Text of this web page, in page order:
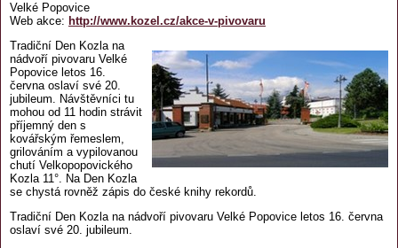
Velké Popovice
Web akce: http://www.kozel.cz/akce-v-pivovaru
Tradiční Den Kozla na
nádvoří pivovaru Velké
Popovice letos 16.
června oslaví své 20.
jubileum. Návštěvníci tu
mohou od 11 hodin strávit
příjemný den s
kovářským řemeslem,
grilováním a vypilovanou
chutí Velkopopovického
Kozla 11°. Na Den Kozla
se chystá rovněž zápis do české knihy rekordů.
Tradiční Den Kozla na nádvoří pivovaru Velké Popovice letos 16. června
oslaví své 20. jubileum.